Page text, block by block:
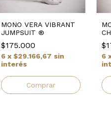
MONO VERA VIBRANT
JUMPSUIT ®
$175.000
6 x$29.166,67 sin
interés
Comprar
®
6